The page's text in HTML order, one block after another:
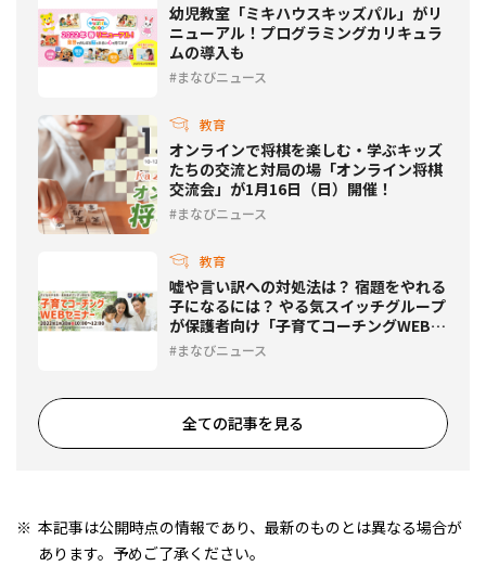
幼児教室「ミキハウスキッズパル」がリ
ニューアル！プログラミングカリキュラ
ムの導入も
まなびニュース
教育
オンラインで将棋を楽しむ・学ぶキッズ
たちの交流と対局の場「オンライン将棋
交流会」が1月16日（日）開催！
まなびニュース
教育
嘘や言い訳への対処法は？ 宿題をやれる
子になるには？ やる気スイッチグループ
が保護者向け「子育てコーチングWEBセ
ミナー」を開催
まなびニュース
全ての記事を見る
本記事は公開時点の情報であり、最新のものとは異なる場合が
あります。予めご了承ください。